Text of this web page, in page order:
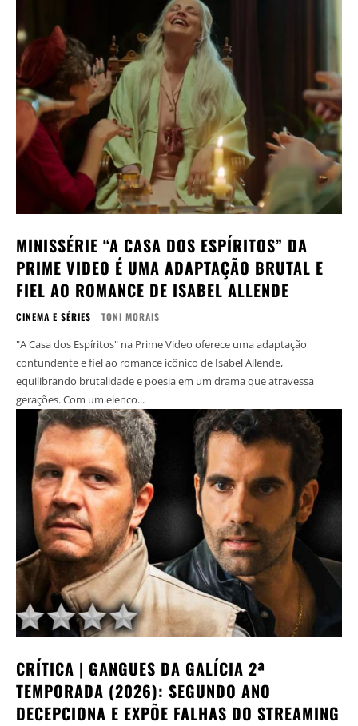
MINISSÉRIE “A CASA DOS ESPÍRITOS” DA
PRIME VIDEO É UMA ADAPTAÇÃO BRUTAL E
FIEL AO ROMANCE DE ISABEL ALLENDE
CINEMA E SÉRIES TONI MORAIS
"A Casa dos Espíritos" na Prime Video oferece uma adaptação
contundente e fiel ao romance icônico de Isabel Allende,
equilibrando brutalidade e poesia em um drama que atravessa
gerações. Com um elenco...
CRÍTICA | GANGUES DA GALÍCIA 2ª
TEMPORADA (2026): SEGUNDO ANO
DECEPCIONA E EXPÕE FALHAS DO STREAMING